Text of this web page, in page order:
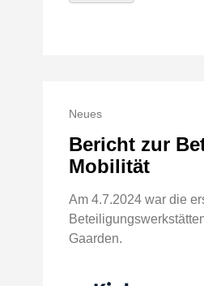
Neues
Bericht zur
Mobilität
Am 4.7.2024 war die
Gaarden.